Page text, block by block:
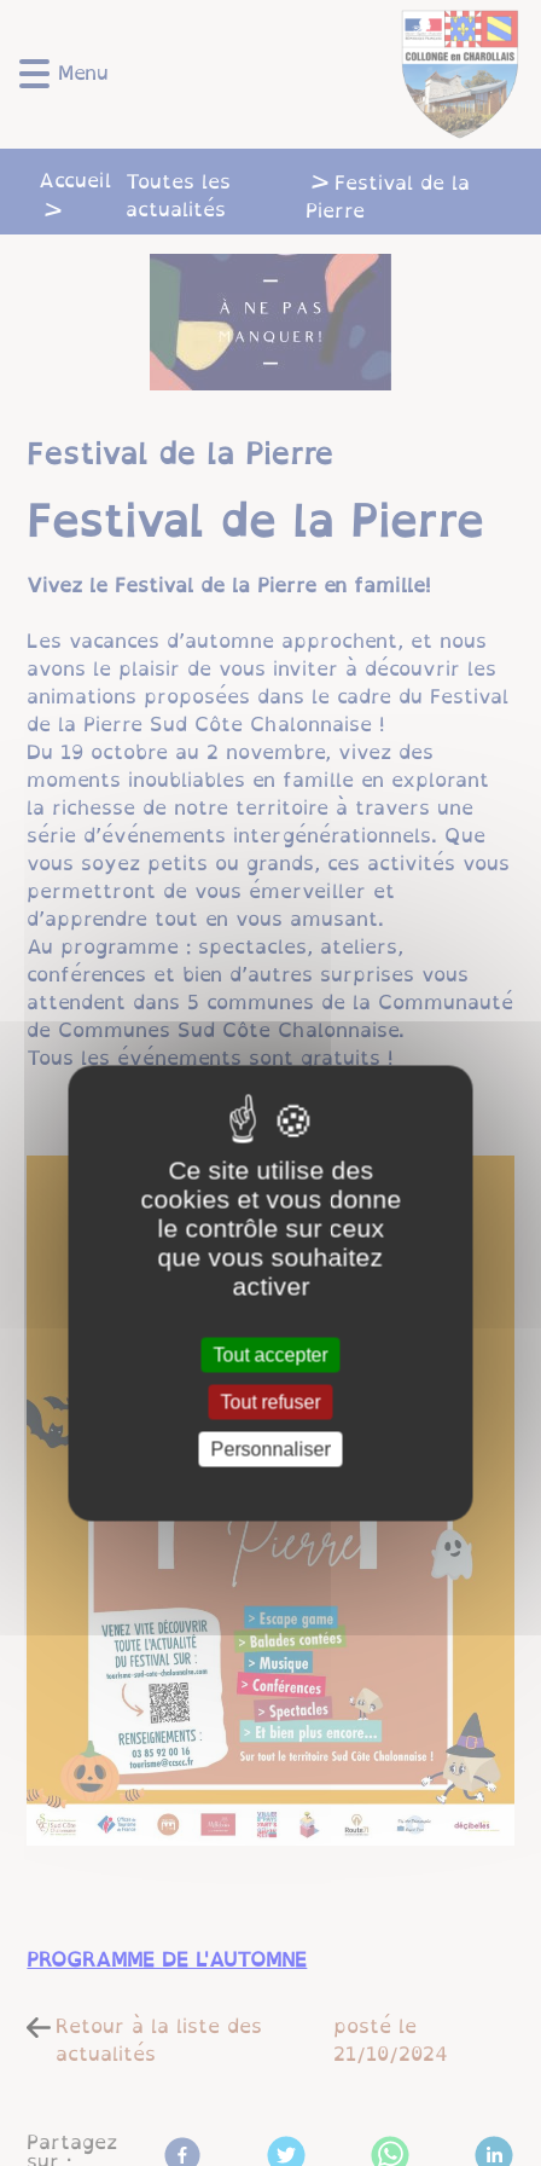
rapide
au
rapide
au
principal
rapide
recherche
rapide
au
de
page
Menu
Accueil Toutes les
actualités
Festival de la
Pierre
Festival de la Pierre
Festival de la Pierre
Vivez le Festival de la Pierre en famille!
Les vacances d’automne approchent, et nous
avons le plaisir de vous inviter à découvrir les
animations proposées dans le cadre du Festival
de la Pierre Sud Côte Chalonnaise !
Du 19 octobre au 2 novembre, vivez des
moments inoubliables en famille en explorant
la richesse de notre territoire à travers une
série d’événements intergénérationnels. Que
vous soyez petits ou grands, ces activités vous
permettront de vous émerveiller et
d’apprendre tout en vous amusant.
Au programme : spectacles, ateliers,
conférences et bien d’autres surprises vous
attendent dans 5 communes de la Communauté
de Communes Sud Côte Chalonnaise.
Tous les événements sont gratuits !
PROGRAMME DE L'AUTOMNE
Retour à la liste des
actualités
posté le
21/10/2024
Partagez
Ce site utilise des
cookies et vous donne
le contrôle sur ceux
que vous souhaitez
activer
Tout accepter
Tout refuser
Personnaliser